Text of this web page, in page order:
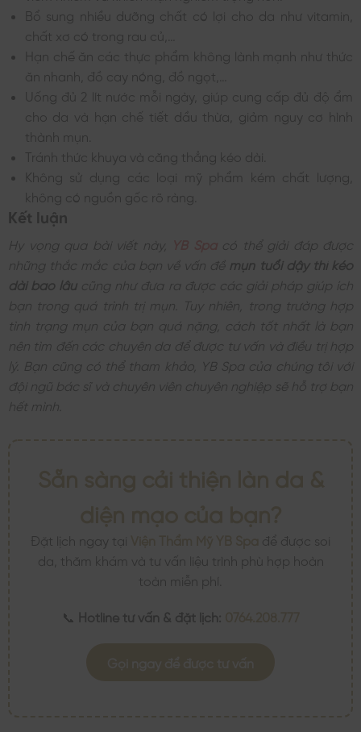
Bổ sung nhiều dưỡng chất có lợi cho da như vitamin,
chất xơ có trong rau củ,…
Hạn chế ăn các thực phẩm không lành mạnh như thức
ăn nhanh, đồ cay nóng, đồ ngọt,…
Uống đủ 2 lít nước mỗi ngày, giúp cung cấp đủ độ ẩm
cho da và hạn chế tiết dầu thừa, giảm nguy cơ hình
thành mụn.
Tránh thức khuya và căng thẳng kéo dài.
Không sử dụng các loại mỹ phẩm kém chất lượng,
không có nguồn gốc rõ ràng.
Kết luận
Hy vọng qua bài viết này,
có thể giải đáp được
những thắc mắc của bạn về vấn đề mụn tuổi dậy thì kéo
dài bao lâucũng như đưa ra được các giải pháp giúp ích
bạn trong quá trình trị mụn. Tuy nhiên, trong trường hợp
tình trạng mụn của bạn quá nặng, cách tốt nhất là bạn
nên tìm đến các chuyên da để được tư vấn và điều trị hợp
lý. Bạn cũng có thể tham khảo, YB Spa của chúng tôi với
đội ngũ bác sĩ và chuyên viên chuyên nghiệp sẽ hỗ trợ bạn
hết mình.
Đặt lịch ngay tại
để được soi
da, thăm khám và tư vấn liệu trình phù hợp hoàn
toàn miễn phí.
📞 Hotline tư vấn & đặt lịch: